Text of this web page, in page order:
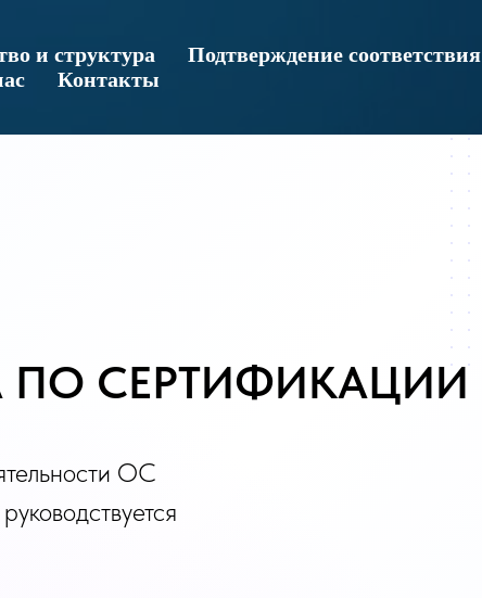
и структура Подтверждение соответствия
Контакты
ПО СЕРТИФИКАЦИИ
ОС